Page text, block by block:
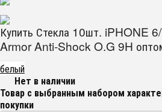
Купить Стекла 10шт. iPHONE
Armor Anti-Shock O.G 9H
белый
Нет в наличии
Товар с выбранным набором
покупки